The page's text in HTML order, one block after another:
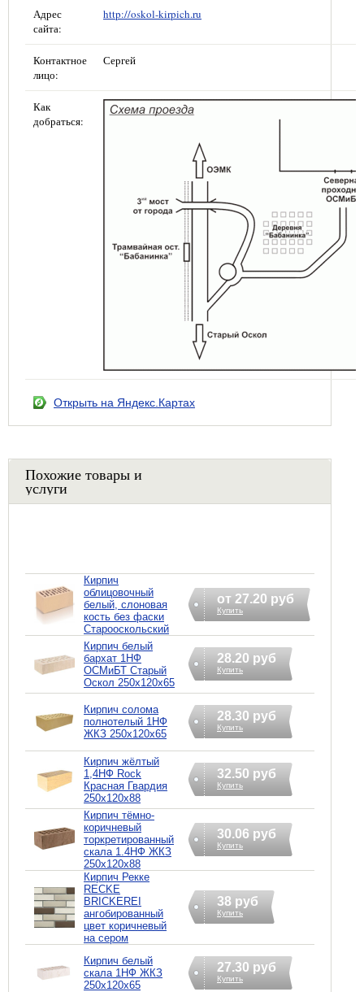
Адрес
сайта:
http://oskol-kirpich.ru
Контактное
лицо:
Сергей
Как
добраться:
Открыть на Яндекс.Картах
Похожие товары и
услуги
Кирпич
облицовочный
белый, слоновая
кость без фаски
Старооскольский
от 27.20 руб
Купить
Кирпич белый
бархат 1НФ
ОСМиБТ Старый
Оскол 250х120х65
28.20 руб
Купить
Кирпич солома
полнотелый 1НФ
ЖКЗ 250х120х65
28.30 руб
Купить
Кирпич жёлтый
1,4НФ Rock
Красная Гвардия
250х120х88
32.50 руб
Купить
Кирпич тёмно-
коричневый
торкретированный
скала 1.4НФ ЖКЗ
250х120х88
30.06 руб
Купить
Кирпич Рекке
RECKE
BRICKEREI
ангобированный
цвет коричневый
на сером
38 руб
Купить
Кирпич белый
скала 1НФ ЖКЗ
250х120х65
27.30 руб
Купить